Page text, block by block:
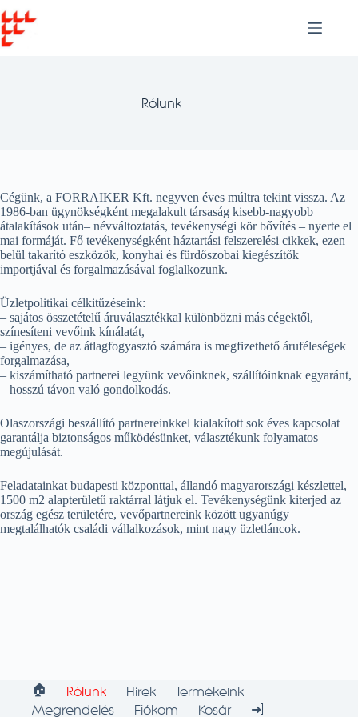
to
content
Rólunk
Cégünk, a FORRAIKER Kft. negyven éves múltra tekint vissza. Az
1986-ban ügynökségként megalakult társaság kisebb-nagyobb
átalakítások után– névváltoztatás, tevékenységi kör bővítés – nyerte el
mai formáját. Fő tevékenységként háztartási felszerelési cikkek, ezen
belül takarító eszközök, konyhai és fürdőszobai kiegészítők
importjával és forgalmazásával foglalkozunk.
Üzletpolitikai célkitűzéseink:
– sajátos összetételű áruválasztékkal különbözni más cégektől,
színesíteni vevőink kínálatát,
– igényes, de az átlagfogyasztó számára is megfizethető áruféleségek
forgalmazása,
– kiszámítható partnerei legyünk vevőinknek, szállítóinknak egyaránt,
– hosszú távon való gondolkodás.
Olaszországi beszállító partnereinkkel kialakított sok éves kapcsolat
garantálja biztonságos működésünket, választékunk folyamatos
megújulását.
Feladatainkat budapesti központtal, állandó magyarországi készlettel,
1500 m2 alapterületű raktárral látjuk el. Tevékenységünk kiterjed az
ország egész területére, vevőpartnereink között ugyanúgy
megtalálhatók családi vállalkozások, mint nagy üzletláncok.
🏠︎ Rólunk Hírek
Termékeink
Megrendelés
Fiókom Kosár ➜]